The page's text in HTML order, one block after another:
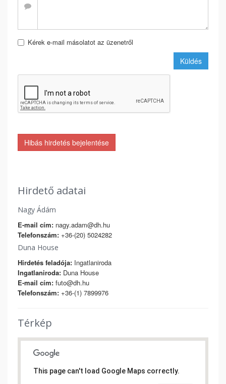
Kérek e-mail másolatot az üzenetről
Küldés
Hibás hirdetés bejelentése
Hirdető adatai
Nagy Ádám
E-mail cím: nagy.adam@dh.hu
Telefonszám: +36-(20) 5024282
Duna House
Hirdetés feladója: Ingatlaniroda
Ingatlaniroda: Duna House
E-mail cím: futo@dh.hu
Telefonszám: +36-(1) 7899976
Térkép
This page can't load Google Maps correctly.